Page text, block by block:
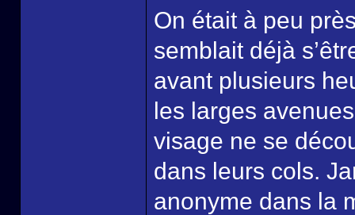
On était à peu
semblait déjà
avant plusieurs
les larges
visage ne se
dans leurs cols.
anonyme dans la